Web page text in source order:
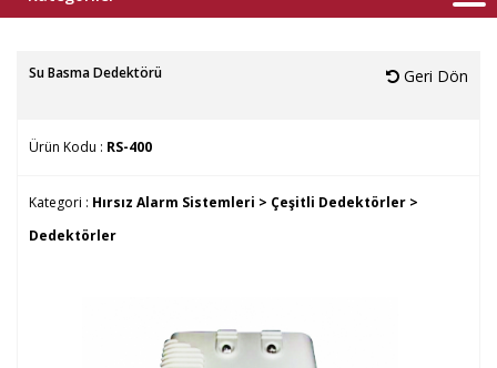
Su Basma Dedektörü Geri Dön
Ürün Kodu : RS-400
Kategori : Hırsız Alarm Sistemleri > Çeşitli Dedektörler >
Dedektörler